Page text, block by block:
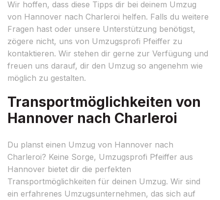
Wir hoffen, dass diese Tipps dir bei deinem Umzug
von Hannover nach Charleroi helfen. Falls du weitere
Fragen hast oder unsere Unterstützung benötigst,
zögere nicht, uns von Umzugsprofi Pfeiffer zu
kontaktieren. Wir stehen dir gerne zur Verfügung und
freuen uns darauf, dir den Umzug so angenehm wie
möglich zu gestalten.
Transportmöglichkeiten von
Hannover nach Charleroi
Du planst einen Umzug von Hannover nach
Charleroi? Keine Sorge, Umzugsprofi Pfeiffer aus
Hannover bietet dir die perfekten
Transportmöglichkeiten für deinen Umzug. Wir sind
ein erfahrenes Umzugsunternehmen, das sich auf